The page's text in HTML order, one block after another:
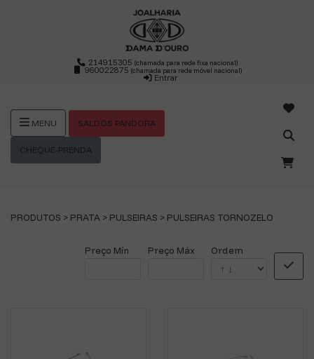
214915305(chamada para rede fixa nacional)
960022875 (chamada para rede móvel nacional)
Entrar
MENU SALDOS PANDORA
CHEQUE-PRENDA
PRODUTOS > PRATA > PULSEIRAS > PULSEIRAS TORNOZELO
Preço Mín Preço Máx Ordem